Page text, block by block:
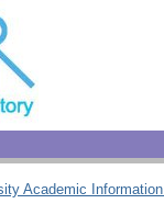
Academic